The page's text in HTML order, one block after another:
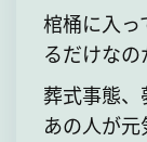
棺桶に入っ
るだけなの
葬式事態、
あの人が